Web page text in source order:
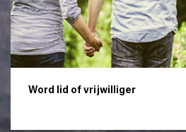
Word lid of vrijwilliger